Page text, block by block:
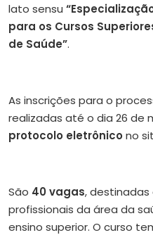
lato sensu
para os Cursos
de Saúde”.
As inscrições para o
realizadas até o dia 26 de
protocolo eletrônicono
São 40 vagas,
profissionais da área da
ensino superior. O curso